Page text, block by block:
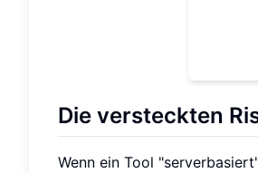
Die versteckten
Wenn ein Tool